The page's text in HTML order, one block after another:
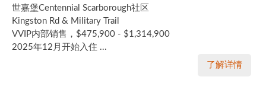
世嘉堡Centennial Scarborough社区
Kingston Rd & Military Trail
VVIP内部销售，$475,900 - $1,314,900
2025年12月开始入住 ...
了解详情